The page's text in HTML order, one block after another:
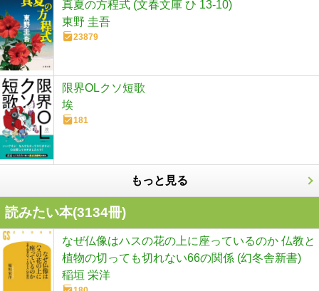
真夏の方程式 (文春文庫 ひ 13-10)
東野 圭吾
23879
限界OLクソ短歌
埃
181
もっと見る
読みたい本(3134冊)
なぜ仏像はハスの花の上に座っているのか 仏教と
植物の切っても切れない66の関係 (幻冬舎新書)
稲垣 栄洋